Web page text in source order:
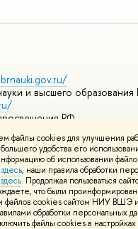
файлы cookies для улучшения
удобства его
об использовании
здесь, наши правила обработки
здесь. Продолжая пользоваться
что были
файлов cookies сайтом НИУ ВШЭ
обработки персональных
файлы cookies в
и высшего образования
РФ
mooc
онлайн-курсы
Адреса и контактыУсловия
Политика
HSE Slab разработаны вШколе